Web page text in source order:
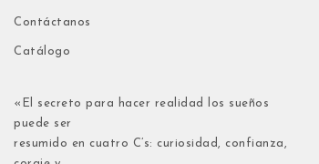
Contáctanos
Catálogo
«El secreto para hacer realidad los sueños
puede ser
resumido en cuatro C’s: curiosidad, confianza,